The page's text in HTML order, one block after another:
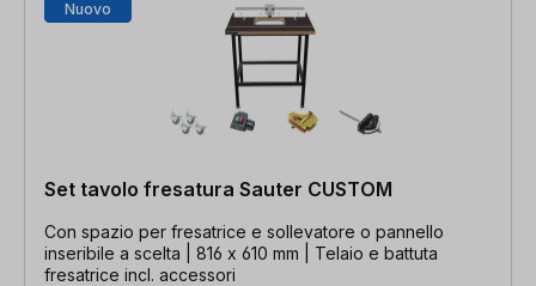
Nuovo
Set tavolo fresatura Sauter CUSTOM
Con spazio per fresatrice e sollevatore o pannello
inseribile a scelta | 816 x 610 mm | Telaio e battuta
fresatrice incl. accessori